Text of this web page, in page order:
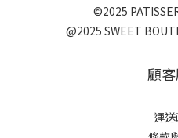
©2025
@2025 SWEET
顧
運